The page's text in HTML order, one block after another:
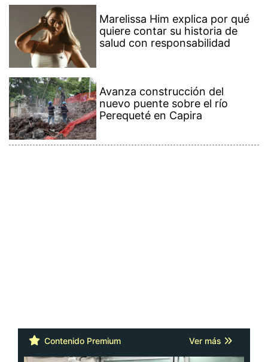
Marelissa Him explica por qué
quiere contar su historia de
salud con responsabilidad
Avanza construcción del
nuevo puente sobre el río
Perequeté en Capira
Contenido Premium Ver más